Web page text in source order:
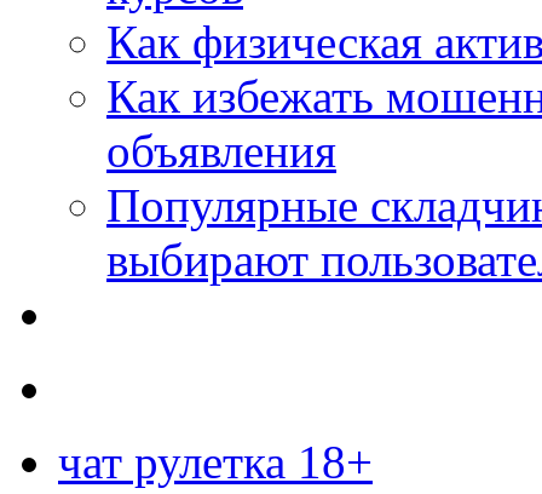
Как физическая
Как избежать
объявления
Популярные
выбирают
чат рулетка 18+